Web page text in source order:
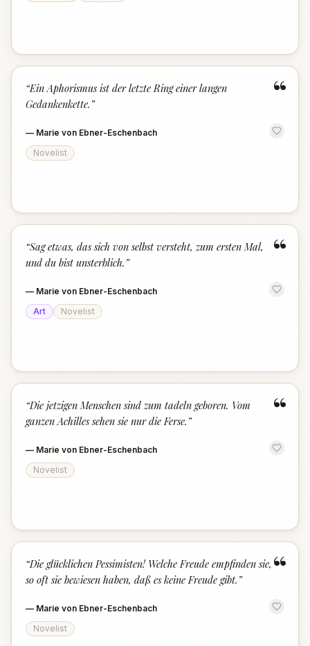
“
“Ein Aphorismus ist der letzte Ring einer langen
Gedankenkette. ”
— Marie von Ebner-Eschenbach
Novelist
“
“Sag etwas, das sich von selbst versteht, zum ersten Mal,
und du bist unsterblich. ”
— Marie von Ebner-Eschenbach
Art
Novelist
“
“Die jetzigen Menschen sind zum tadeln geboren. Vom
ganzen Achilles sehen sie nur die Ferse. ”
— Marie von Ebner-Eschenbach
Novelist
“
“Die glücklichen Pessimisten! Welche Freude empfinden sie,
so oft sie bewiesen haben, daß es keine Freude gibt. ”
— Marie von Ebner-Eschenbach
Novelist